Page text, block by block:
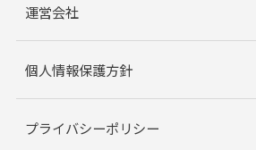
運営会社
個人情報保護方針
プライバシーポリシー